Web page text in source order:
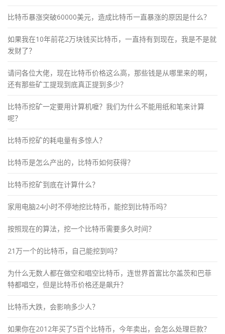
比特币暴涨突破60000美元，造成比特币一直暴涨的原因是什么？
如果我在10年前花2万块钱买比特币，一直持有到现在，我是不是就
发财了？
请问各位大佬，现在比特币价格这么高，那些钱是从哪里来的啊，
还有那些矿工提现到底真正提到多少？
比特币挖矿一定要用计算机嚒？我们为什么不能用纸和笔来计算
呢？
比特币挖矿的耗电量有多惊人？
比特币是怎么产出的，比特币如何获得？
比特币挖矿到底在计算什么？
家用电脑24小时不停地挖比特币，能挖到比特币吗？
按照现在的算法，挖一个比特币需要多久时间？
21万一个的比特币，自己能挖到吗？
为什么无数人都在做空和唱空比特币，连世界首富比尔盖茨和巴菲
特都唱空，但是比特币价格还是飙升？
比特币大跌，会影响多少人？
如果你在2012年买了5百个比特币，今年卖出，会怎么处理巨款？